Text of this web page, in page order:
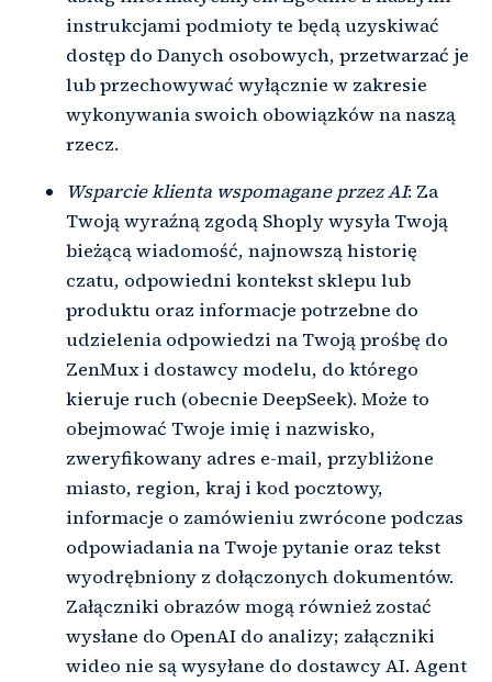
instrukcjami podmioty te będą uzyskiwać
dostęp do Danych osobowych, przetwarzać je
lub przechowywać wyłącznie w zakresie
wykonywania swoich obowiązków na naszą
rzecz.
Wsparcie klienta wspomagane przez AI: Za
Twoją wyraźną zgodą Shoply wysyła Twoją
bieżącą wiadomość, najnowszą historię
czatu, odpowiedni kontekst sklepu lub
produktu oraz informacje potrzebne do
udzielenia odpowiedzi na Twoją prośbę do
ZenMux i dostawcy modelu, do którego
kieruje ruch (obecnie DeepSeek). Może to
obejmować Twoje imię i nazwisko,
zweryfikowany adres e-mail, przybliżone
miasto, region, kraj i kod pocztowy,
informacje o zamówieniu zwrócone podczas
odpowiadania na Twoje pytanie oraz tekst
wyodrębniony z dołączonych dokumentów.
Załączniki obrazów mogą również zostać
wysłane do OpenAI do analizy; załączniki
wideo nie są wysyłane do dostawcy AI. Agent